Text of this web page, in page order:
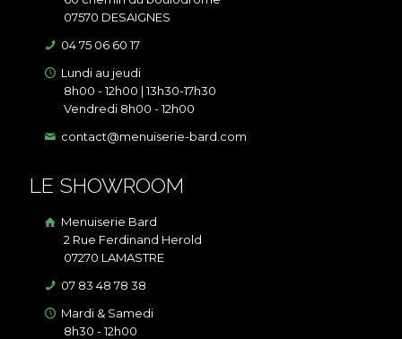
07570 DESAIGNES
04 75 06 60 17
Lundi au jeudi
8h00 - 12h00 | 13h30-17h30
Vendredi 8h00 - 12h00
contact@menuiserie-bard.com
LE SHOWROOM
Menuiserie Bard
2 Rue Ferdinand Herold
07270 LAMASTRE
07 83 48 78 38
Mardi & Samedi
8h30 - 12h00